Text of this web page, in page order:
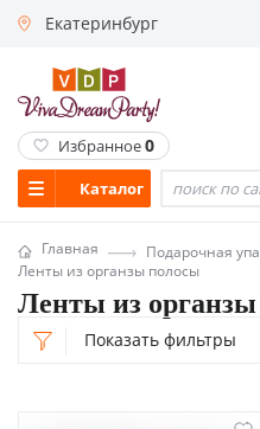
Екатеринбург
Каталог
Избранное0
Главная Подарочная
Ленты из органзы полосы
Ленты из
Показать фильтры